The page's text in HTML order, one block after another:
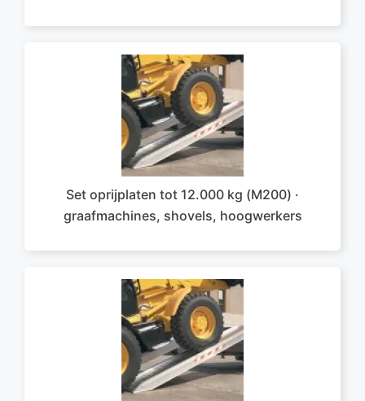
Set oprijplaten tot 12.000 kg (M200) ·
graafmachines, shovels, hoogwerkers